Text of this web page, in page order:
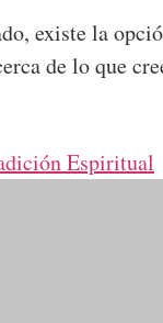
existe la
de lo que
Espiritual